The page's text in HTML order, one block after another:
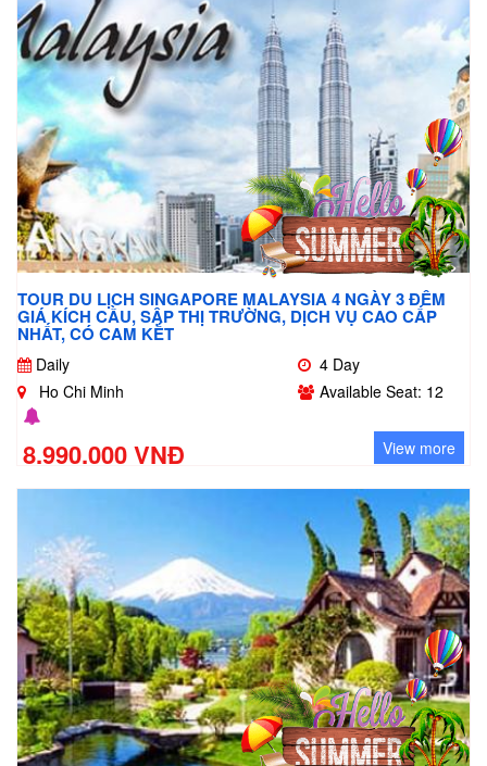
TOUR DU LỊCH SINGAPORE MALAYSIA 4 NGÀY 3 ĐÊM
GIÁ KÍCH CẦU, SẬP THỊ TRƯỜNG, DỊCH VỤ CAO CẤP
NHẤT, CÓ CAM KẾT
Daily
4 Day
Ho Chi Minh
Available Seat: 12
8.990.000 VNĐ View more